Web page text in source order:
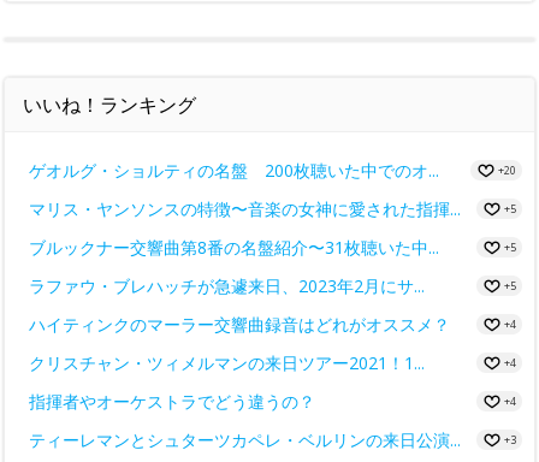
いいね！ランキング
ゲオルグ・ショルティの名盤 200枚聴いた中でのオ... +20
マリス・ヤンソンスの特徴〜音楽の女神に愛された指揮... +5
ブルックナー交響曲第8番の名盤紹介〜31枚聴いた中... +5
ラファウ・ブレハッチが急遽来日、2023年2月にサ... +5
ハイティンクのマーラー交響曲録音はどれがオススメ？ +4
クリスチャン・ツィメルマンの来日ツアー2021！1... +4
指揮者やオーケストラでどう違うの？ +4
ティーレマンとシュターツカペレ・ベルリンの来日公演... +3